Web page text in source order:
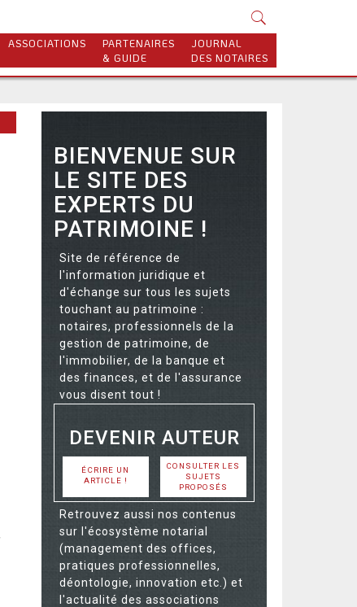
ASSOCIATIONS
PARTENAIRES
& GUIDE
JOURNAL
DES NOTAIRES
BIENVENUE SUR
LE SITE DES
EXPERTS DU
PATRIMOINE !
Site de référence de
l'information juridique et
d'échange sur tous les sujets
touchant au patrimoine :
notaires, professionnels de la
gestion de patrimoine, de
l'immobilier, de la banque et
des finances, et de l'assurance
vous disent tout !
DEVENIR AUTEUR
ÉCRIRE UN
ARTICLE !
CONSULTER LES
SUJETS
PROPOSÉS
Retrouvez aussi nos contenus
sur l'écosystème notarial
(management des offices,
pratiques professionnelles,
déontologie, innovation etc.) et
l'actualité des associations